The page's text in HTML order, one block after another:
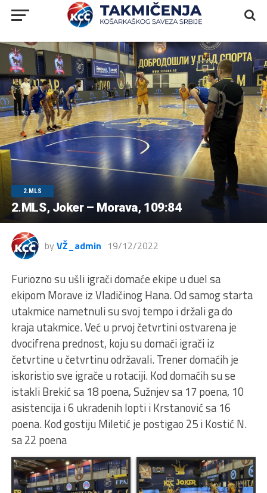
2.MLS
2.MLS, Joker – Morava, 109:84
by VŽ_admin 19/12/2022
Furiozno su ušli igrači domaće ekipe u duel sa
ekipom Morave iz Vladičinog Hana. Od samog starta
utakmice nametnuli su svoj tempo i držali ga do
kraja utakmice. Već u prvoj četvrtini ostvarena je
dvocifrena prednost, koju su domaći igrači iz
četvrtine u četvrtinu održavali. Trener domaćih je
iskoristio sve igrače u rotaciji. Kod domaćih su se
istakli Brekić sa 18 poena, Sužnjev sa 17 poena, 10
asistencija i 6 ukradenih lopti i Krstanović sa 16
poena. Kod gostiju Miletić je postigao 25 i Kostić N.
sa 22 poena